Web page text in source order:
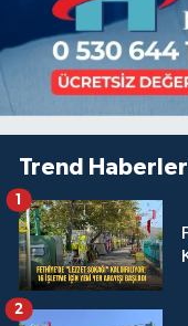
Trend Haberler
1
2